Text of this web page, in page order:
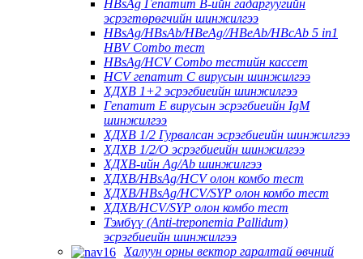
HBsAg Гепатит В-ийн гадаргуугийн
эсрэгтөрөгчийн шинжилгээ
HBsAg/HBsAb/HBeAg//HBeAb/HBcAb 5 in1
HBV Combo тест
HBsAg/HCV Combo тестийн кассет
HCV гепатит С вирусын шинжилгээ
ХДХВ 1+2 эсрэгбиеийн шинжилгээ
Гепатит Е вирусын эсрэгбиеийн IgM
шинжилгээ
ХДХВ 1/2 Гурвалсан эсрэгбиеийн шинжилгээ
ХДХВ 1/2/O эсрэгбиеийн шинжилгээ
ХДХВ-ийн Ag/Ab шинжилгээ
ХДХВ/HBsAg/HCV олон комбо тест
ХДХВ/HBsAg/HCV/SYP олон комбо тест
ХДХВ/HCV/SYP олон комбо тест
Тэмбүү (Anti-treponemia Pallidum)
эсрэгбиеийн шинжилгээ
Халуун орны вектор гаралтай өвчний